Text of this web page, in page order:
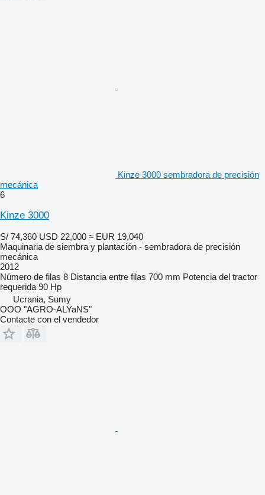
Kinze 3000 sembradora de precisión
mecánica
6
Kinze 3000
S/ 74,360 USD 22,000 ≈ EUR 19,040
Maquinaria de siembra y plantación - sembradora de precisión
mecánica
2012
Número de filas 8 Distancia entre filas 700 mm Potencia del tractor
requerida 90 Hp
Ucrania, Sumy
OOO "AGRO-ALYaNS"
Contacte con el vendedor